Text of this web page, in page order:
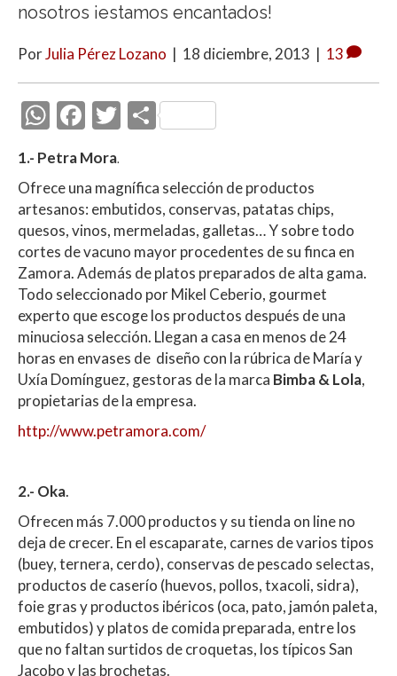
nosotros ¡estamos encantados!
PorJulia Pérez Lozano | 18 diciembre, 2013 | 13
W
h
at
s
A
p
p
F
ac
e
b
o
o
k
T
er
C
p
ar
ti
r
1.- Petra Mora.
Ofrece una magnífica selección de productos
artesanos: embutidos, conservas, patatas chips,
quesos, vinos, mermeladas, galletas… Y sobre todo
cortes de vacuno mayor procedentes de su finca en
Zamora. Además de platos preparados de alta gama.
Todo seleccionado por Mikel Ceberio, gourmet
experto que escoge los productos después de una
minuciosa selección. Llegan a casa en menos de 24
horas en envases de diseño con la rúbrica de María y
Uxía Domínguez, gestoras de la marca Bimba & Lola,
propietarias de la empresa.
http://www.petramora.com/
2.- Oka.
Ofrecen más 7.000 productos y su tienda on line no
deja de crecer. En el escaparate, carnes de varios tipos
(buey, ternera, cerdo), conservas de pescado selectas,
productos de caserío (huevos, pollos, txacoli, sidra),
foie gras y productos ibéricos (oca, pato, jamón paleta,
embutidos) y platos de comida preparada, entre los
que no faltan surtidos de croquetas, los típicos San
Jacobo y las brochetas.